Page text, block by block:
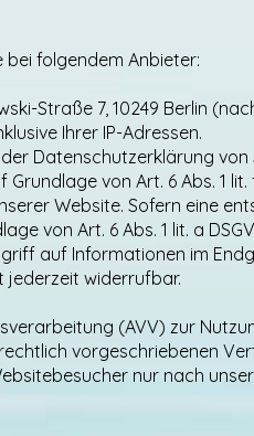
folgendem Anbieter:
Straße 7, 10249 Berlin
Ihrer IP-Adressen.
Datenschutzerklärung von
von Art. 6 Abs. 1
Website. Sofern eine
von Art. 6 Abs. 1 lit. a
auf Informationen im
jederzeit widerrufbar.
(AVV) zur
vorgeschriebenen
nur nach